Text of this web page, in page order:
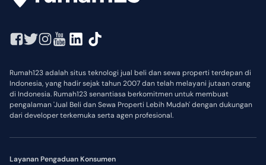
Rumah123 adalah situs teknologi jual beli dan sewa properti terdepan di
Indonesia, yang hadir sejak tahun 2007 dan telah melayani jutaan orang
di Indonesia. Rumah123 senantiasa berkomitmen untuk membuat
pengalaman 'Jual Beli dan Sewa Properti Lebih Mudah' dengan dukungan
dari developer terkemuka serta agen profesional.
Layanan Pengaduan Konsumen